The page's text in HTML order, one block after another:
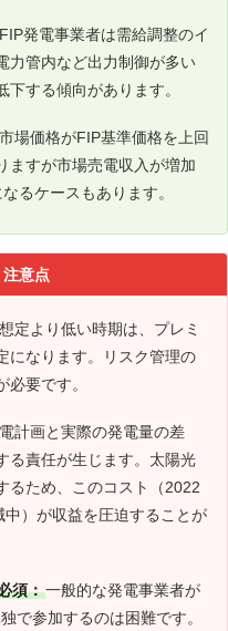
FIP発電事業者は需給調整のイ
力管内など出力制御が多い
する傾向があります。
市場価格がFIP基準価格を上回
ますが市場売電収入が増加
るケースもあります。
意点
定より低い時期は、プレミ
になります。リスク管理の
要です。
計画と実際の発電量の差
る責任が生じます。太陽光
るため、このコスト（2022
）が収益を圧迫することが
須：一般的な発電事業者が
で参加するのは困難です。